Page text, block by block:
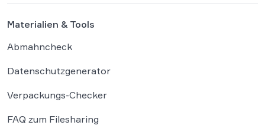
Materialien & Tools
Abmahncheck
Datenschutzgenerator
Verpackungs-Checker
FAQ zum Filesharing